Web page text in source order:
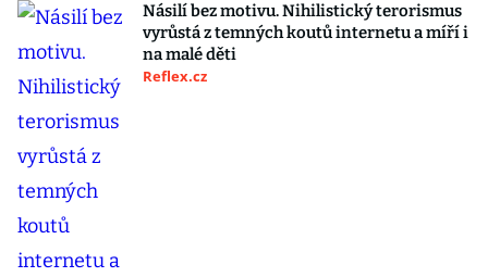
Násilí bez motivu. Nihilistický terorismus
vyrůstá z temných koutů internetu a míří i
na malé děti
Reflex.cz